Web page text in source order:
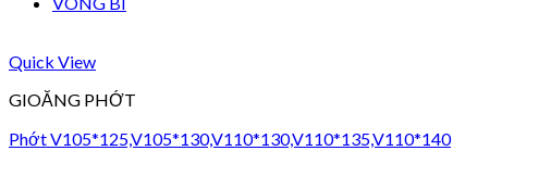
Quick View
GIOĂNG PHỚT
Phớt V105*125,V105*130,V110*130,V110*135,V110*140